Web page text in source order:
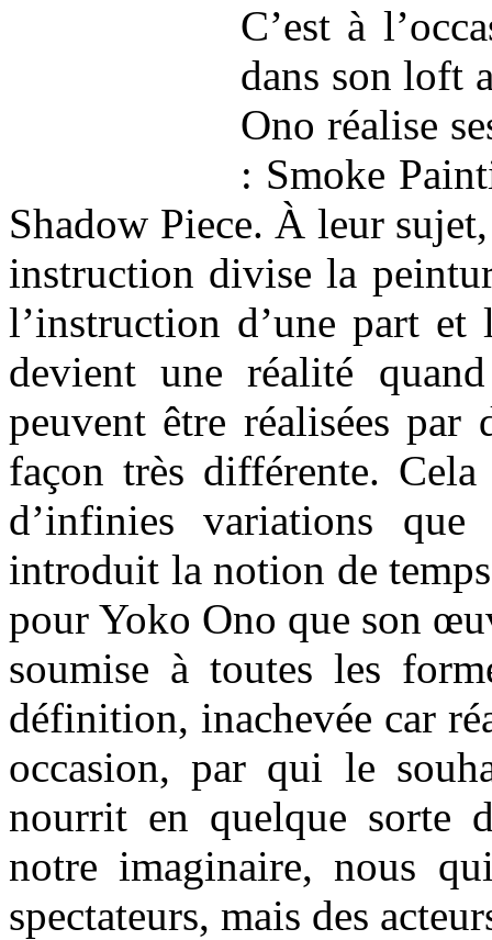
C’est à
dans son loft
Ono réalise
: Smoke
Shadow Piece. À leur
instruction divise la
l’instruction d’une part
devient une réalité
peuvent être réalisées par
façon très différente.
d’infinies variations
introduit la notion de
pour Yoko Ono que son
soumise à toutes les
définition, inachevée car
occasion, par qui le
nourrit en quelque sorte
notre imaginaire, nous
spectateurs, mais des